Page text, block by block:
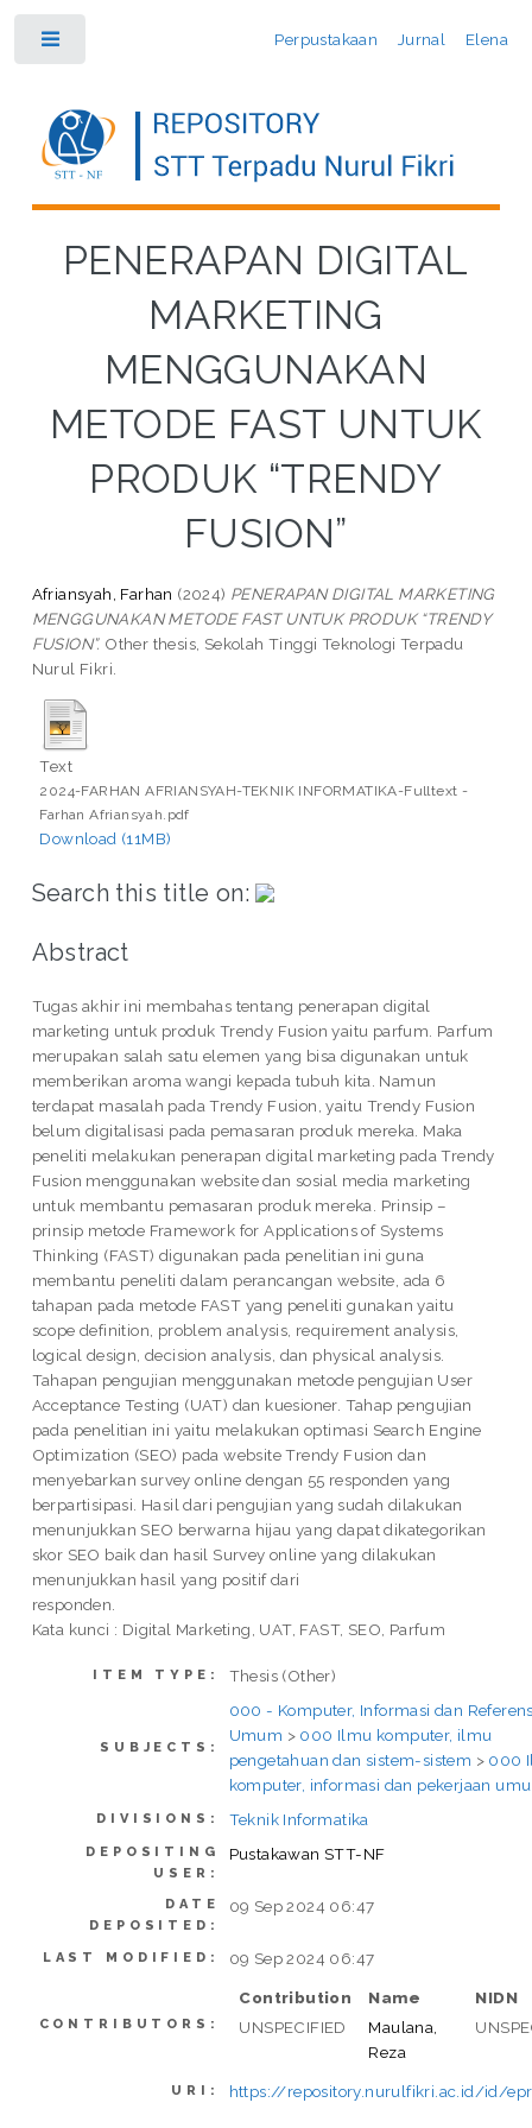
Perpustakaan Jurnal Elena
PENERAPAN DIGITAL
MARKETING
MENGGUNAKAN
METODE FAST UNTUK
PRODUK “TRENDY
FUSION”
Afriansyah, Farhan (2024) PENERAPAN DIGITAL MARKETING
MENGGUNAKAN METODE FAST UNTUK PRODUK “TRENDY
FUSION”. Other thesis, Sekolah Tinggi Teknologi Terpadu
Nurul Fikri.
Text
2024-FARHAN AFRIANSYAH-TEKNIK INFORMATIKA-Fulltext -
Farhan Afriansyah.pdf
Download (11MB)
Search this title on:
Abstract
Tugas akhir ini membahas tentang penerapan digital
marketing untuk produk Trendy Fusion yaitu parfum. Parfum
merupakan salah satu elemen yang bisa digunakan untuk
memberikan aroma wangi kepada tubuh kita. Namun
terdapat masalah pada Trendy Fusion, yaitu Trendy Fusion
belum digitalisasi pada pemasaran produk mereka. Maka
peneliti melakukan penerapan digital marketing pada Trendy
Fusion menggunakan website dan sosial media marketing
untuk membantu pemasaran produk mereka. Prinsip –
prinsip metode Framework for Applications of Systems
Thinking (FAST) digunakan pada penelitian ini guna
membantu peneliti dalam perancangan website, ada 6
tahapan pada metode FAST yang peneliti gunakan yaitu
scope definition, problem analysis, requirement analysis,
logical design, decision analysis, dan physical analysis.
Tahapan pengujian menggunakan metode pengujian User
Acceptance Testing (UAT) dan kuesioner. Tahap pengujian
pada penelitian ini yaitu melakukan optimasi Search Engine
Optimization (SEO) pada website Trendy Fusion dan
menyebarkan survey online dengan 55 responden yang
berpartisipasi. Hasil dari pengujian yang sudah dilakukan
menunjukkan SEO berwarna hijau yang dapat dikategorikan
skor SEO baik dan hasil Survey online yang dilakukan
menunjukkan hasil yang positif dari
responden.
Kata kunci : Digital Marketing, UAT, FAST, SEO, Parfum
ITEM TYPE: Thesis (Other)
SUBJECTS:
000 - Komputer, Informasi dan
Umum > 000 Ilmu komputer, ilmu
pengetahuan dan sistem-sistem > 000
komputer, informasi dan pekerjaan
DIVISIONS: Teknik Informatika
DEPOSITING
USER:
Pustakawan STT-NF
DATE
DEPOSITED:
09 Sep 2024 06:47
LAST MODIFIED: 09 Sep 2024 06:47
CONTRIBUTORS:
Contribution Name
NIDN
UNSPECIFIED
Maulana,
Reza
URI: https://repository.nurulfikri.ac.id/id/